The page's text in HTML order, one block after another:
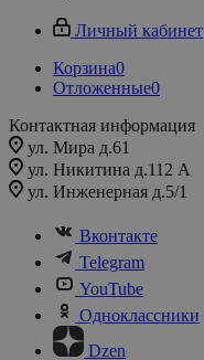
Личный кабинет
Корзина0
Отложенные0
Контактная информация
ул. Мира д.61
ул. Никитина д.112 А
ул. Инженерная д.5/1
Вконтакте
Telegram
YouTube
Одноклассники
Dzen